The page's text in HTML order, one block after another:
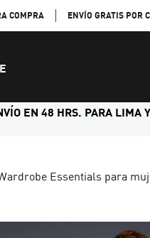
COMPRA ENVÍO GRATIS POR
EN 48 HRS. PARA LIMA
Essentials para